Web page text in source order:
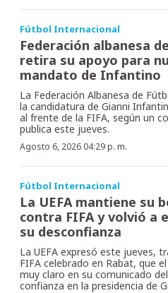
Fútbol Internacional
Federación albanesa
retira su apoyo para
mandato de Infantino
La Federación Albanesa de
la candidatura de Gianni
al frente de la FIFA, según un
publica este jueves.
Agosto 6, 2026 04:29 p. m.
Fútbol Internacional
La UEFA mantiene su
contra FIFA y volvió a
su desconfianza
La UEFA expresó este jueves,
FIFA celebrado en Rabat, que
muy claro en su comunicado
confianza en la presidencia de